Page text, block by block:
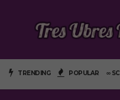
TRENDING POPULAR ∞